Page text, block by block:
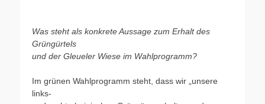
Was steht als konkrete Aussage zum Erhalt des
Grüngürtels
und der Gleueler Wiese im Wahlprogramm?
Im grünen Wahlprogramm steht, dass wir „unsere
links-